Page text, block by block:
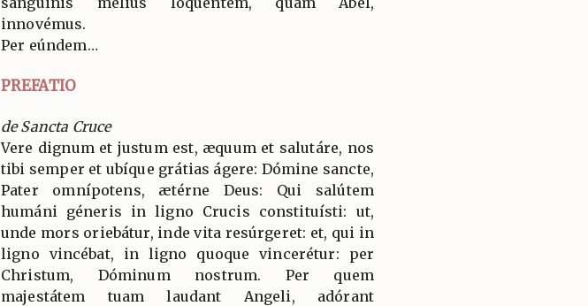
innovémus.
Per eúndem…
PREFATIO
de Sancta Cruce
Vere dignum et justum est, æquum et salutáre, nos
tibi semper et ubíque grátias ágere: Dómine sancte,
Pater omnípotens, ætérne Deus: Qui salútem
humáni géneris in ligno Crucis constituísti: ut,
unde mors oriebátur, inde vita resúrgeret: et, qui in
ligno vincébat, in ligno quoque vincerétur: per
Christum, Dóminum nostrum. Per quem
majestátem tuam laudant Angeli, adórant